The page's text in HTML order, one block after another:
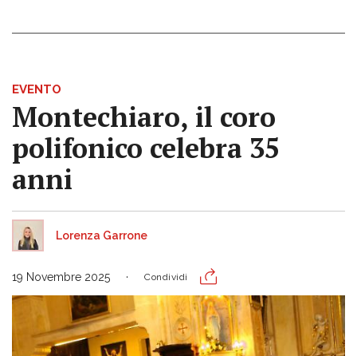
EVENTO
Montechiaro, il coro
polifonico celebra 35
anni
Lorenza Garrone
19 Novembre 2025 Condividi